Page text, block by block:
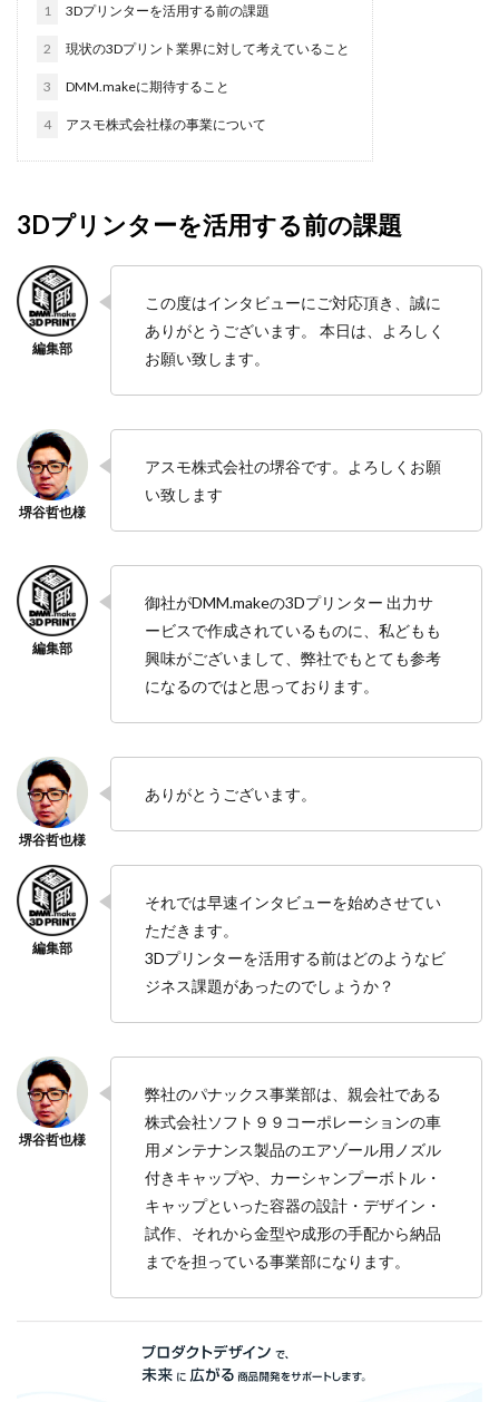
1 3Dプリンターを活用する前の課題
2 現状の3Dプリント業界に対して考えていること
3 DMM.makeに期待すること
4 アスモ株式会社様の事業について
3Dプリンターを活用する前の課題
この度はインタビューにご対応頂き、誠に
ありがとうございます。 本日は、よろしく
お願い致します。
アスモ株式会社の堺谷です。よろしくお願
い致します
御社がDMM.makeの3Dプリンター 出力サ
ービスで作成されているものに、私どもも
興味がございまして、弊社でもとても参考
になるのではと思っております。
ありがとうございます。
それでは早速インタビューを始めさせてい
ただきます。
3Dプリンターを活用する前はどのようなビ
ジネス課題があったのでしょうか？
弊社のパナックス事業部は、親会社である
株式会社ソフト９９コーポレーションの車
用メンテナンス製品のエアゾール用ノズル
付きキャップや、カーシャンプーボトル・
キャップといった容器の設計・デザイン・
試作、それから金型や成形の手配から納品
までを担っている事業部になります。